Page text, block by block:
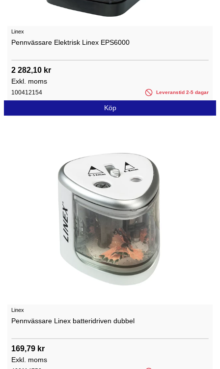
Linex
Pennvässare Elektrisk Linex EPS6000
2 282,10 kr
Exkl. moms
100412154 Leveranstid 2-5 dagar
Köp
Linex
Pennvässare Linex batteridriven dubbel
169,79 kr
Exkl. moms